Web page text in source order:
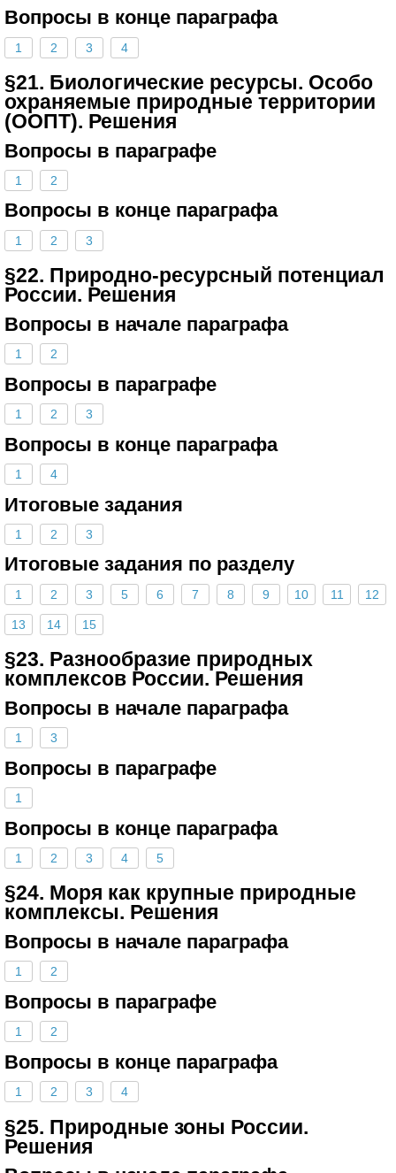
Вопросы в конце параграфа
1 2 3 4
§21. Биологические ресурсы. Особо
охраняемые природные территории
(ООПТ). Решения
Вопросы в параграфе
1 2
Вопросы в конце параграфа
1 2 3
§22. Природно-ресурсный потенциал
России. Решения
Вопросы в начале параграфа
1 2
Вопросы в параграфе
1 2 3
Вопросы в конце параграфа
1 4
Итоговые задания
1 2 3
Итоговые задания по разделу
1 2 3 5 6 7 8 9 10 11 12
13 14 15
§23. Разнообразие природных
комплексов России. Решения
Вопросы в начале параграфа
1 3
Вопросы в параграфе
1
Вопросы в конце параграфа
1 2 3 4 5
§24. Моря как крупные природные
комплексы. Решения
Вопросы в начале параграфа
1 2
Вопросы в параграфе
1 2
Вопросы в конце параграфа
1 2 3 4
§25. Природные зоны России.
Решения